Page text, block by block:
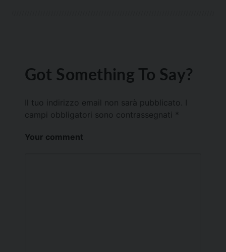
Got Something To Say?
Il tuo indirizzo email non sarà pubblicato.
campi obbligatori sono contrassegnati *
Your comment